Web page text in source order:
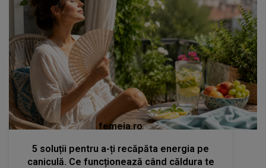
femeia.ro
5 soluții pentru a-ți recăpăta energia pe
caniculă. Ce funcționează când căldura te